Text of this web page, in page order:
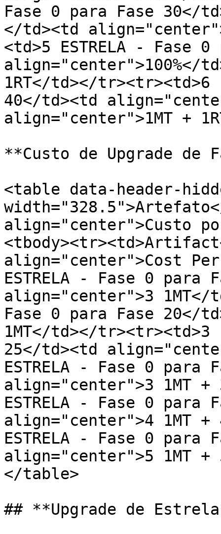
Fase 0 para Fase 30</
</td><td
<td>5 ESTRELA - Fase
align="center">100%</
1RT</td></tr><tr><td>6
40</td><td
align="center">1MT +
**Custo de Upgrade de
<table data-header-
align="center">Custo
align="center">Cost
ESTRELA - Fase 0 para
align="center">3 1MT</
Fase 0 para Fase 20</
1MT</td></tr><tr><td>3
25</td><td
ESTRELA - Fase 0 para
align="center">3 1MT +
ESTRELA - Fase 0 para
align="center">4 1MT +
ESTRELA - Fase 0 para
align="center">5 1MT +
</table>
## **Upgrade de